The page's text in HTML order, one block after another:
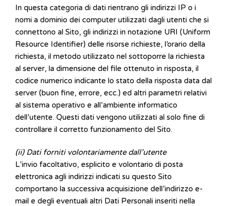
In questa categoria di dati rientrano gli indirizzi IP o i
nomi a dominio dei computer utilizzati dagli utenti che si
connettono al Sito, gli indirizzi in notazione URI (Uniform
Resource Identifier) delle risorse richieste, l’orario della
richiesta, il metodo utilizzato nel sottoporre la richiesta
al server, la dimensione del file ottenuto in risposta, il
codice numerico indicante lo stato della risposta data dal
server (buon fine, errore, ecc.) ed altri parametri relativi
al sistema operativo e all’ambiente informatico
dell’utente. Questi dati vengono utilizzati al solo fine di
controllare il corretto funzionamento del Sito.
(ii) Dati forniti volontariamente dall’utente
L’invio facoltativo, esplicito e volontario di posta
elettronica agli indirizzi indicati su questo Sito
comportano la successiva acquisizione dell’indirizzo e-
mail e degli eventuali altri Dati Personali inseriti nella